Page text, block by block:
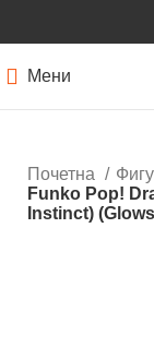
Мени
Почетна
Funko Pop!
Instinct)